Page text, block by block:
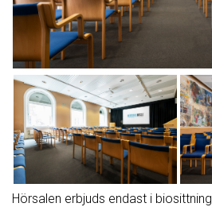
Hörsalen erbjuds endast i